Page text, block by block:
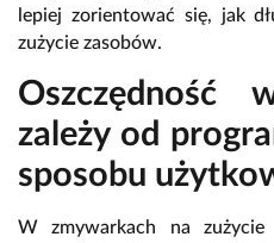
lepiej zorientować się, jak
zużycie zasobów.
Oszczędność
zależy od
sposobu
W zmywarkach na zużycie